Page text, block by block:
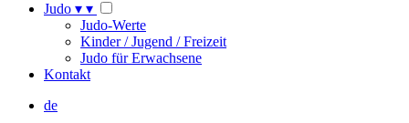
Judo ▾ ▾
Judo-Werte
Kinder / Jugend / Freizeit
Judo für Erwachsene
Kontakt
de